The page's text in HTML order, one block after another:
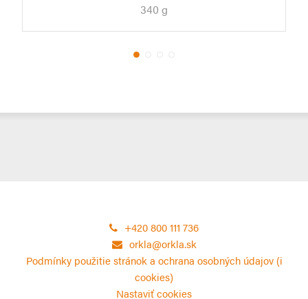
340 g
+420 800 111 736
orkla@orkla.sk
Podmínky použitie stránok a ochrana osobných údajov (i
cookies)
Nastaviť cookies